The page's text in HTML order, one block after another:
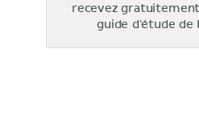
recevez
guide d'étude de